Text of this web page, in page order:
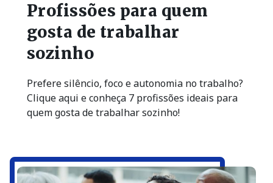
Profissões para quem
gosta de trabalhar
sozinho
Prefere silêncio, foco e autonomia no trabalho?
Clique aqui e conheça 7 profissões ideais para
quem gosta de trabalhar sozinho!